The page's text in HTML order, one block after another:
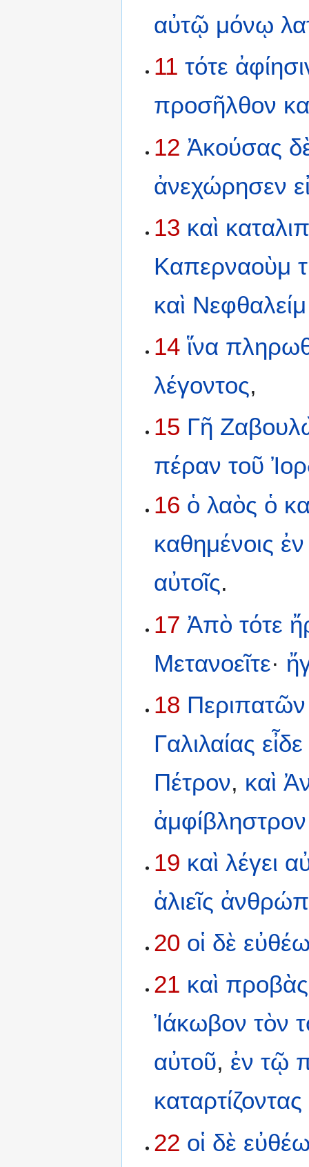
αὐτῷ μόνῳ
11 τότε
προσῆλθον
12 Ἀκούσας
ἀνεχώρησεν
13 καὶ
Καπερναοὺμ
καὶ Νεφθαλείμ
14 ἵνα
λέγοντος,
15 Γῆ
πέραν τοῦ
16 ὁ λαὸς ὁ
καθημένοις ἐν
αὐτοῖς.
17 Ἀπὸ τότε
Μετανοεῖτε·
18 Περιπατῶν
Γαλιλαίας εἶδε
Πέτρον, καὶ
ἀμφίβληστρον
19 καὶ λέγει
ἁλιεῖς
20 οἱ δὲ
21 καὶ προβὰς
Ἰάκωβον τὸν
αὐτοῦ, ἐν τῷ
καταρτίζοντας
22 οἱ δὲ